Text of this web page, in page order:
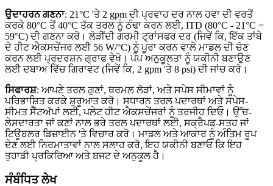
ਉਦਾਹਰਨ ਗਣਨਾ: 21°C 'ਤੇ 2 gpm ਦੀ ਪ੍ਰਵਾਹ ਦਰ ਨਾਲ ਹਵਾ ਦੀ ਵਰਤੋਂ
ਕਰਕੇ 80°C ਤੋਂ 40°C ਤੱਕ ਤਰਲ ਨੂੰ ਠੰਢਾ ਕਰਨ ਲਈ, ITD (80°C - 21°C =
59°C) ਦੀ ਗਣਨਾ ਕਰੋ। ਲੋੜੀਂਦੀ ਗਰਮੀ ਟ੍ਰਾਂਸਫਰ ਦਰ (ਜਿਵੇਂ ਕਿ, ਇੱਕ ਤਾਂਬੇ
ਦੇ ਹੀਟ ਐਕਸਚੇਂਜਰ ਲਈ 56 W/°C) ਨੂੰ ਪੂਰਾ ਕਰਨ ਵਾਲੇ ਮਾਡਲ ਦੀ ਚੋਣ
ਕਰਨ ਲਈ ਪ੍ਰਦਰਸ਼ਨ ਗ੍ਰਾਫ ਵੇਖੋ। ਪੰਪ ਅਨੁਕੂਲਤਾ ਨੂੰ ਯਕੀਨੀ ਬਣਾਉਣ
ਲਈ ਦਬਾਅ ਵਿੱਚ ਗਿਰਾਵਟ (ਜਿਵੇਂ ਕਿ, 2 gpm 'ਤੇ 8 psi) ਦੀ ਜਾਂਚ ਕਰੋ।
ਸਿਫਾਰਸ਼: ਆਪਣੇ ਤਰਲ ਗੁਣਾਂ, ਥਰਮਲ ਲੋੜਾਂ, ਅਤੇ ਸਪੇਸ ਸੀਮਾਵਾਂ ਨੂੰ
ਪਰਿਭਾਸ਼ਿਤ ਕਰਕੇ ਸ਼ੁਰੂਆਤ ਕਰੋ। ਸਧਾਰਨ ਤਰਲ ਪਦਾਰਥਾਂ ਅਤੇ ਸਪੇਸ-
ਸੀਮਤ ਸੈੱਟਅੱਪਾਂ ਲਈ, ਪਲੇਟ ਹੀਟ ਐਕਸਚੇਂਜਰਾਂ ਨੂੰ ਤਰਜੀਹ ਦਿਓ। ਉੱਚ-
ਲੇਸਦਾਰਤਾ ਜਾਂ ਕਣਾਂ ਨਾਲ ਭਰੇ ਤਰਲ ਪਦਾਰਥਾਂ ਲਈ, ਸਕ੍ਰੈਪਡ-ਸਤਹ ਜਾਂ
ਟਿਊਬਲਰ ਡਿਜ਼ਾਈਨ 'ਤੇ ਵਿਚਾਰ ਕਰੋ। ਮਾਡਲ ਅਤੇ ਆਕਾਰ ਨੂੰ ਅੰਤਿਮ ਰੂਪ
ਦੇਣ ਲਈ ਨਿਰਮਾਤਾਵਾਂ ਨਾਲ ਸਲਾਹ ਕਰੋ, ਇਹ ਯਕੀਨੀ ਬਣਾਓ ਕਿ ਇਹ
ਤੁਹਾਡੀ ਪ੍ਰਕਿਰਿਆ ਅਤੇ ਬਜਟ ਦੇ ਅਨੁਕੂਲ ਹੈ।
ਸੰਬੰਧਿਤ ਲੇਖ